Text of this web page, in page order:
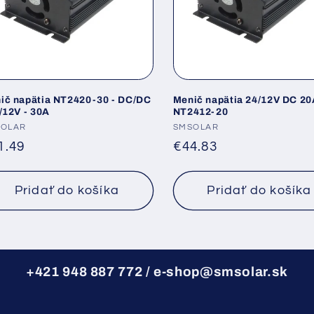
napätia NT2420-30 - DC/DC
- 30A
Pridať do košíka
Menič napätia 24/12V DC
NT2412-20
Dodávateľ:
SMSOLAR
Normálna
€44.83
Pridať do košíka
+421 948 887 772 / e-shop@smsolar.sk